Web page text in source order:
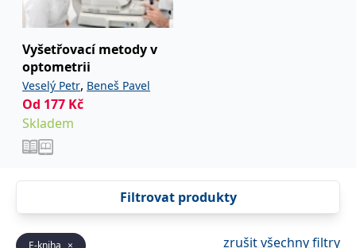
Vyšetřovací metody v
optometrii
Veselý Petr, Beneš Pavel
Od 177 Kč
Skladem
Filtrovat produkty
zrušit všechny filtry